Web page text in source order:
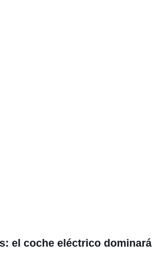
el coche eléctrico dominará